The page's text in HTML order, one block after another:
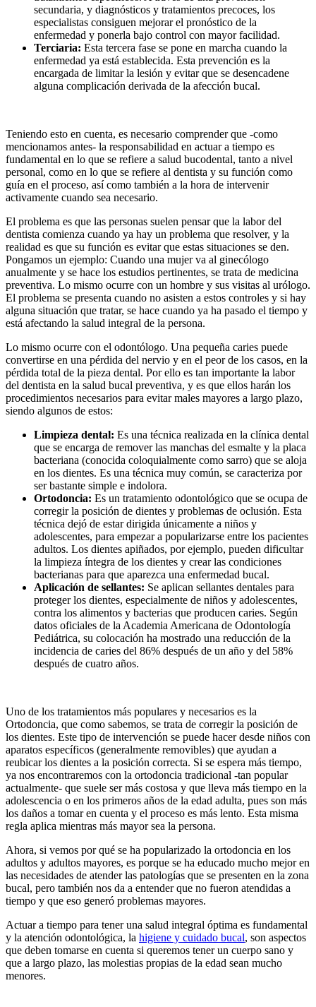
secundaria, y diagnósticos y tratamientos precoces, los
especialistas consiguen mejorar el pronóstico de la
enfermedad y ponerla bajo control con mayor facilidad.
Terciaria: Esta tercera fase se pone en marcha cuando la
enfermedad ya está establecida. Esta prevención es la
encargada de limitar la lesión y evitar que se desencadene
alguna complicación derivada de la afección bucal.
Teniendo esto en cuenta, es necesario comprender que -como
mencionamos antes- la responsabilidad en actuar a tiempo es
fundamental en lo que se refiere a salud bucodental, tanto a nivel
personal, como en lo que se refiere al dentista y su función como
guía en el proceso, así como también a la hora de intervenir
activamente cuando sea necesario.
El problema es que las personas suelen pensar que la labor del
dentista comienza cuando ya hay un problema que resolver, y la
realidad es que su función es evitar que estas situaciones se den.
Pongamos un ejemplo: Cuando una mujer va al ginecólogo
anualmente y se hace los estudios pertinentes, se trata de medicina
preventiva. Lo mismo ocurre con un hombre y sus visitas al urólogo.
El problema se presenta cuando no asisten a estos controles y si hay
alguna situación que tratar, se hace cuando ya ha pasado el tiempo y
está afectando la salud integral de la persona.
Lo mismo ocurre con el odontólogo. Una pequeña caries puede
convertirse en una pérdida del nervio y en el peor de los casos, en la
pérdida total de la pieza dental. Por ello es tan importante la labor
del dentista en la salud bucal preventiva, y es que ellos harán los
procedimientos necesarios para evitar males mayores a largo plazo,
siendo algunos de estos:
Limpieza dental: Es una técnica realizada en la clínica dental
que se encarga de remover las manchas del esmalte y la placa
bacteriana (conocida coloquialmente como sarro) que se aloja
en los dientes. Es una técnica muy común, se caracteriza por
ser bastante simple e indolora.
Ortodoncia: Es un tratamiento odontológico que se ocupa de
corregir la posición de dientes y problemas de oclusión. Esta
técnica dejó de estar dirigida únicamente a niños y
adolescentes, para empezar a popularizarse entre los pacientes
adultos. Los dientes apiñados, por ejemplo, pueden dificultar
la limpieza íntegra de los dientes y crear las condiciones
bacterianas para que aparezca una enfermedad bucal.
Aplicación de sellantes: Se aplican sellantes dentales para
proteger los dientes, especialmente de niños y adolescentes,
contra los alimentos y bacterias que producen caries. Según
datos oficiales de la Academia Americana de Odontología
Pediátrica, su colocación ha mostrado una reducción de la
incidencia de caries del 86% después de un año y del 58%
después de cuatro años.
Uno de los tratamientos más populares y necesarios es la
Ortodoncia, que como sabemos, se trata de corregir la posición de
los dientes. Este tipo de intervención se puede hacer desde niños con
aparatos específicos (generalmente removibles) que ayudan a
reubicar los dientes a la posición correcta. Si se espera más tiempo,
ya nos encontraremos con la ortodoncia tradicional -tan popular
actualmente- que suele ser más costosa y que lleva más tiempo en la
adolescencia o en los primeros años de la edad adulta, pues son más
los daños a tomar en cuenta y el proceso es más lento. Esta misma
regla aplica mientras más mayor sea la persona.
Ahora, si vemos por qué se ha popularizado la ortodoncia en los
adultos y adultos mayores, es porque se ha educado mucho mejor en
las necesidades de atender las patologías que se presenten en la zona
bucal, pero también nos da a entender que no fueron atendidas a
tiempo y que eso generó problemas mayores.
Actuar a tiempo para tener una salud integral óptima es fundamental
y la atención odontológica, la higiene y cuidado bucal, son aspectos
que deben tomarse en cuenta si queremos tener un cuerpo sano y
que a largo plazo, las molestias propias de la edad sean mucho
menores.